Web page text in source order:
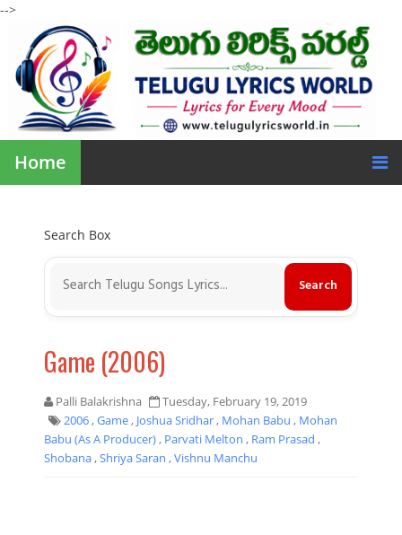
-->
Home
Search Box
Game (2006)
Palli Balakrishna
Tuesday, February 19, 2019
2006,Game, Joshua Sridhar, Mohan Babu , Mohan
Babu (As A Producer), Parvati Melton , Ram Prasad ,
Shobana,Shriya Saran ,Vishnu Manchu